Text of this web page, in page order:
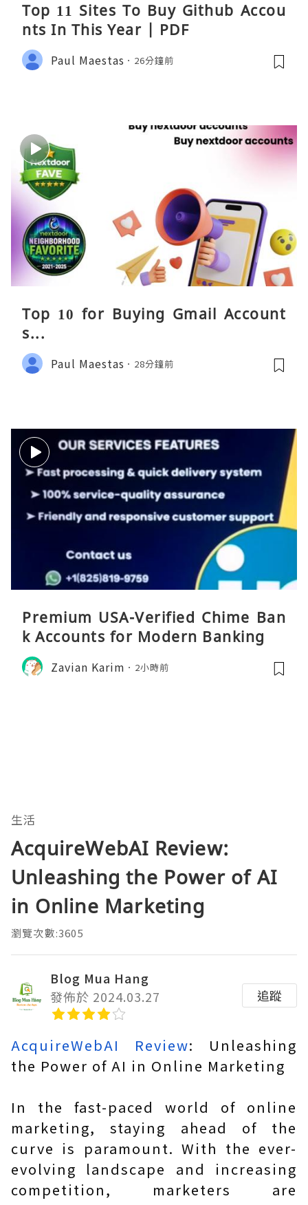
Top 11 Sites To Buy Github Accou
nts In This Year | PDF
Paul Maestas 26分鐘前
Top 10 for Buying Gmail Account
s...
Paul Maestas 28分鐘前
Premium USA-Verified Chime Ban
k Accounts for Modern Banking
Zavian Karim 2小時前
生活
AcquireWebAI Review:
Unleashing the Power of AI
in Online Marketing
瀏覽次數:3605
Blog Mua Hang
發佈於 2024.03.27
追蹤
AcquireWebAI Review: Unleashing
the Power of AI in Online Marketing
In the fast-paced world of online
marketing, staying ahead of the
curve is paramount. With the ever-
evolving landscape and increasing
competition, marketers are